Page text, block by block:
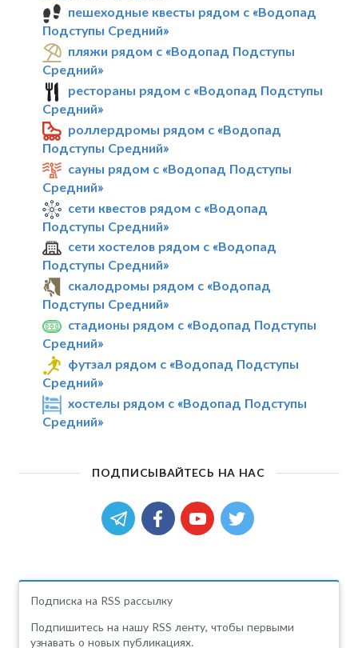
пешеходные квесты рядом с «Водопад
Подступы Средний»
пляжи рядом с «Водопад Подступы
Средний»
рестораны рядом с «Водопад Подступы
Средний»
роллердромы рядом с «Водопад
Подступы Средний»
сауны рядом с «Водопад Подступы
Средний»
сети квестов рядом с «Водопад
Подступы Средний»
сети хостелов рядом с «Водопад
Подступы Средний»
скалодромы рядом с «Водопад
Подступы Средний»
стадионы рядом с «Водопад Подступы
Средний»
футзал рядом с «Водопад Подступы
Средний»
хостелы рядом с «Водопад Подступы
Средний»
ПОДПИСЫВАЙТЕСЬ НА НАС
Подписка на RSS рассылку
Подпишитесь на нашу RSS ленту, чтобы первыми
узнавать о новых публикациях.